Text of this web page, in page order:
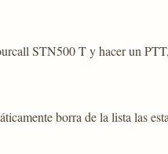
STN500 T y hacer un
borra de la lista las